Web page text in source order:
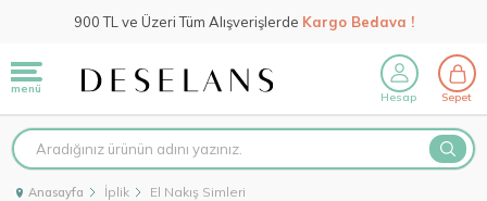
900 TL ve Üzeri Tüm Alışverişlerde Kargo Bedava !
menü
Hesap Sepet
Anasayfa İplik El Nakış Simleri